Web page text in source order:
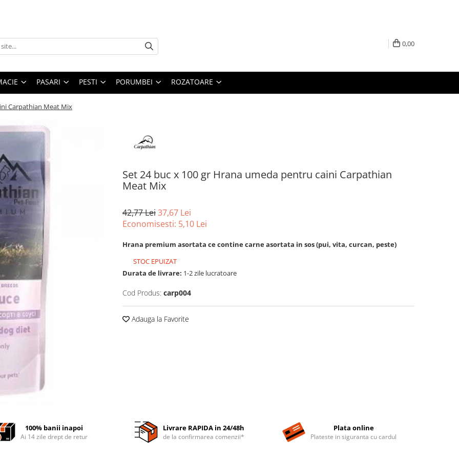
0,00
PASARI PESTI PORUMBEI ROZATOARE
Carpathian Meat Mix
Set 24 buc x 100 gr Hrana umeda pentru caini Carpathian
Meat Mix
42,77 Lei37,67 Lei
Economisesti: 5,10 Lei
Hrana premium asortata ce contine carne asortata in sos (pui, vita, curcan, peste)
STOC EPUIZAT
Durata de livrare: 1-2 zile lucratoare
Cod Produs: carp004
Adauga la Favorite
100% banii inapoi
Ai 14 zile drept de retur
Livrare RAPIDA in 24/48h
de la confirmarea comenzii*
Plata online
Plateste in siguranta cu cardul